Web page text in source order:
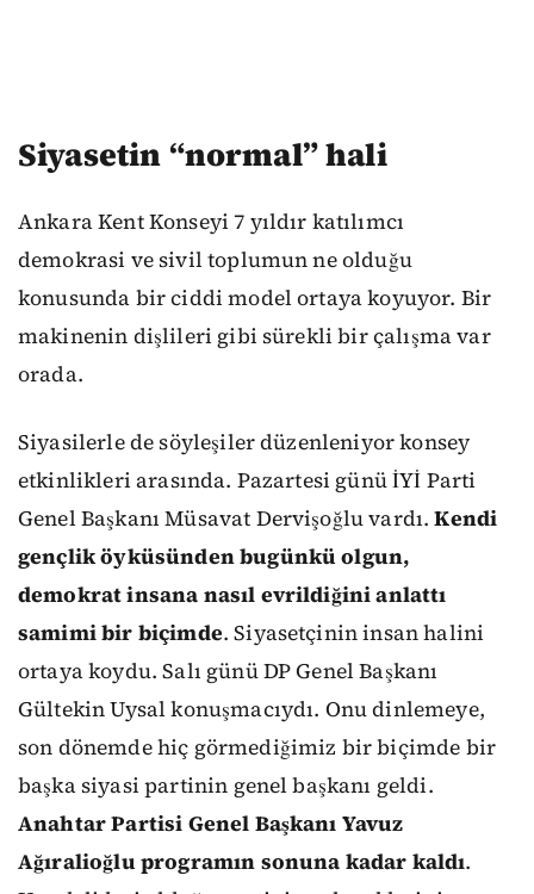
Siyasetin “normal” hali
Ankara Kent Konseyi 7 yıldır katılımcı
demokrasi ve sivil toplumun ne olduğu
konusunda bir ciddi model ortaya koyuyor. Bir
makinenin dişlileri gibi sürekli bir çalışma var
orada.
Siyasilerle de söyleşiler düzenleniyor konsey
etkinlikleri arasında. Pazartesi günü İYİ Parti
Genel Başkanı Müsavat Dervişoğlu vardı.Kendi
gençlik öyküsünden bugünkü olgun,
demokrat insana nasıl evrildiğini anlattı
samimi bir biçimde. Siyasetçinin insan halini
ortaya koydu. Salı günü DP Genel Başkanı
Gültekin Uysal konuşmacıydı. Onu dinlemeye,
son dönemde hiç görmediğimiz bir biçimde bir
başka siyasi partinin genel başkanı geldi.
Anahtar Partisi Genel Başkanı Yavuz
Ağıralioğlu programın sonuna kadar kaldı.